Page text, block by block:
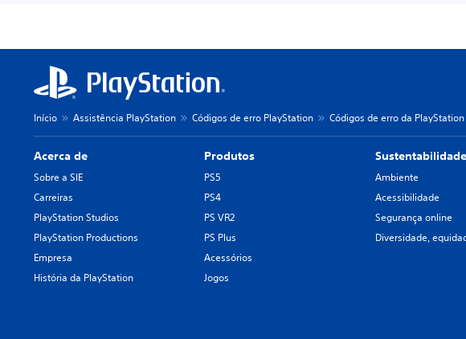
Início Assistência PlayStation Códigos de erro PlayStation Códigos de erro da
Acerca de
Sobre a SIE
Carreiras
PlayStation Studios
PlayStation Productions
Empresa
História da PlayStation
Produtos
PS5
PS4
PS VR2
PS Plus
Acessórios
Jogos
Sustentabilidade
Ambiente
Acessibilidade
Segurança online
Diversidade,